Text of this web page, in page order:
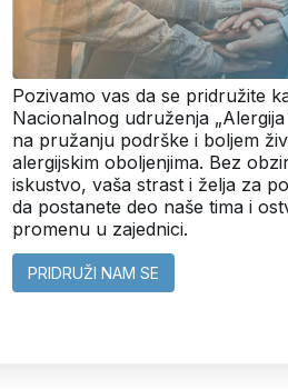
Pozivamo vas da se pridružite
Nacionalnog udruženja
na pružanju podrške i boljem
alergijskim oboljenjima. Bez
iskustvo, vaša strast i želja za
da postanete deo naše tima i
promenu u zajednici.
PRIDRUŽI NAM SE